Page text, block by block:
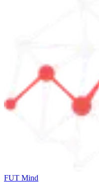
FUT Mind